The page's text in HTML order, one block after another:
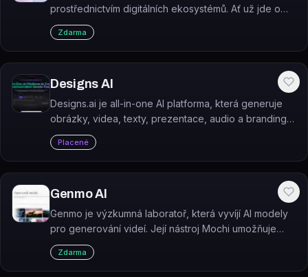
prostřednictvím digitálních ekosystémů. Ať už jde o
obraz, video nebo zvuk, zveme lidi, aby si pomocí
umělé inteligence představovali nové…
Zdarma
Designs AI
Designs.ai je all-in-one AI platforma, která generuje
obrázky, videa, texty, prezentace, audio a branding
materiály z jednoho místa.
Placené
Genmo AI
Genmo je výzkumná laboratoř, která vyvíjí AI modely
pro generování videí. Její nástroj Mochi umožňuje
vytvářet vysoce kvalitní videa z textových popisů.
Zdarma